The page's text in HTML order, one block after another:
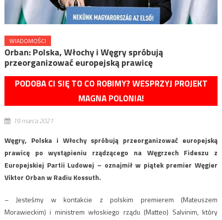
WIADOMOŚCI
Orban: Polska, Włochy i Węgry spróbują
przeorganizować europejską prawicę
PODOBA CI SIĘ TO CO ROBIMY? WESPRZYJ PROJEKT
MAGNA POLONIA!
19 marca 2021
Węgry, Polska i Włochy spróbują przeorganizować europejską
prawicę po wystąpieniu rządzącego na Węgrzech Fideszu z
Europejskiej Partii Ludowej – oznajmił w piątek premier Węgier
Viktor Orban w Radiu Kossuth.
– Jesteśmy w kontakcie z polskim premierem (Mateuszem
Morawieckim) i ministrem włoskiego rządu (Matteo) Salvinim, który